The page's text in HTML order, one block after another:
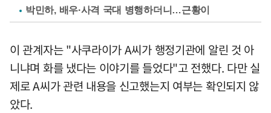
박민하, 배우·사격 국대 병행하더니…근황이
이 관계자는 "사쿠라이가 A씨가 행정기관에 알린 것 아
니냐며 화를 냈다는 이야기를 들었다"고 전했다. 다만 실
제로 A씨가 관련 내용을 신고했는지 여부는 확인되지 않
았다.